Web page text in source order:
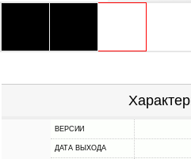
ВЕРСИИ
ДАТА ВЫХОДА